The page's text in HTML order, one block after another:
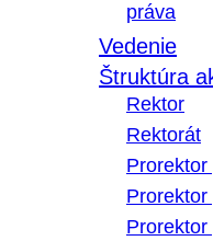
práva
Vedenie
Štruktúra
Rektor
Rektorát
Prorektor